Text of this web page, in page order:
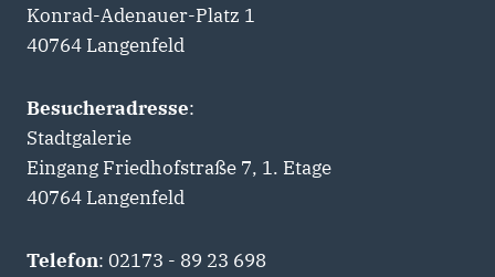
Konrad-Adenauer-Platz 1
40764 Langenfeld
Besucheradresse:
Stadtgalerie
Eingang Friedhofstraße 7, 1. Etage
40764 Langenfeld
Telefon: 02173 - 89 23 698